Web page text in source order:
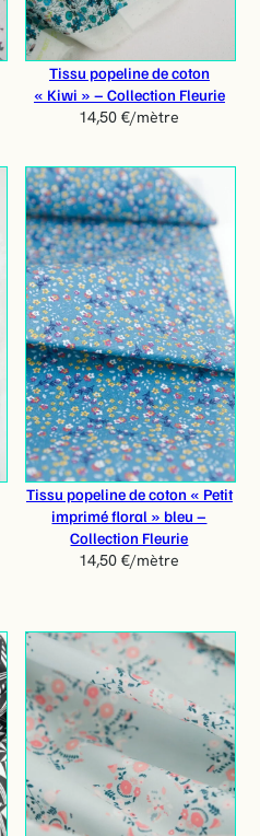
Tissu popeline de coton
« Kiwi » – Collection Fleurie
14,50€/mètre
Tissu popeline de coton « Petit
imprimé floral » bleu –
Collection Fleurie
14,50€/mètre